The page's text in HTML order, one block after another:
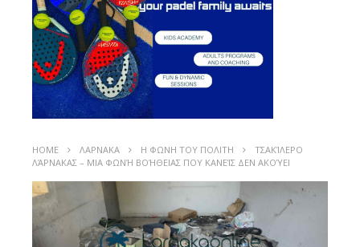
HOME ΛΑΡΝΑΚΑ Η ΦΩΝΗ ΤΟΥ ΠΟΛΙΤΗ
ΤΣΑΚΊΛΕΡΟ
ΛΆΡΝΑΚΑΣ – ΜΙΑ ΦΩΝΉ ΒΟΉΘΕΙΑΣ ΠΟΥ ΚΑΝΕΊΣ ΔΕΝ ΑΚΟΎΕΙ